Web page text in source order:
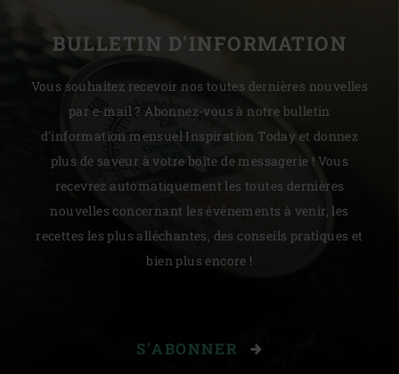
BULLETIN D'INFORMATION
Vous souhaitez recevoir nos toutes dernières nouvelles
par e-mail ? Abonnez-vous à notre bulletin
d'information mensuel Inspiration Today et donnez
plus de saveur à votre boîte de messagerie ! Vous
recevrez automatiquement les toutes dernières
nouvelles concernant les événements à venir, les
recettes les plus alléchantes, des conseils pratiques et
bien plus encore !
S'ABONNER